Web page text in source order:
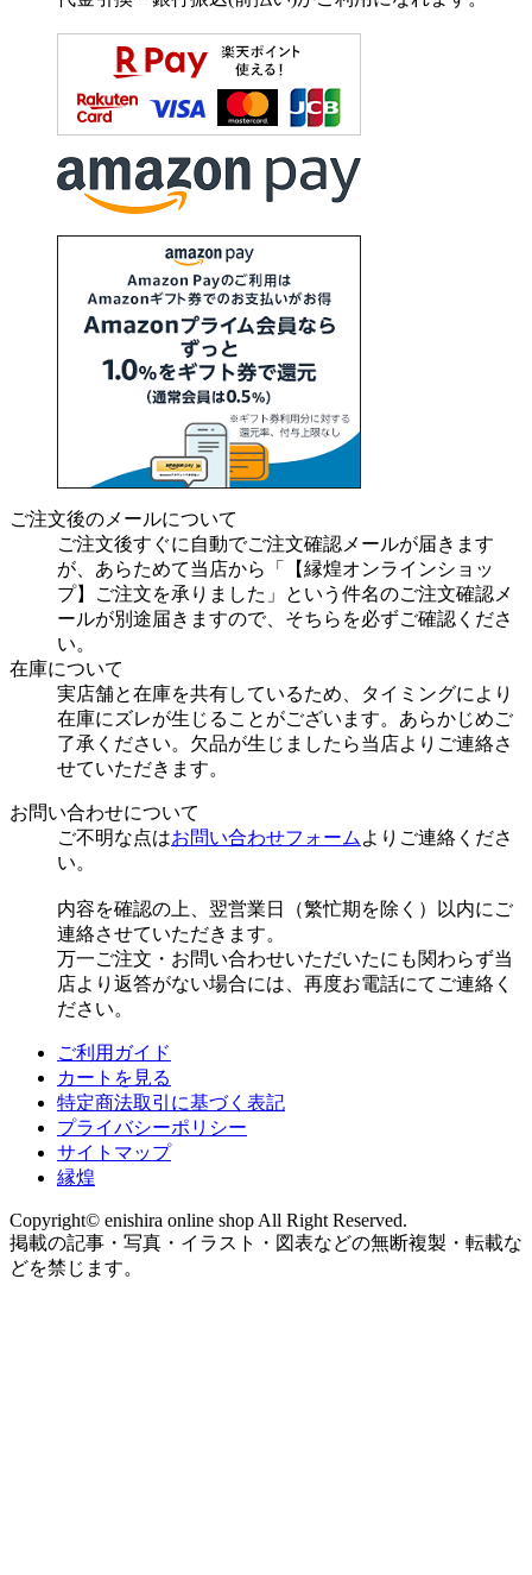
ご注文後のメールについて
ご注文後すぐに自動でご注文確認メールが届きます
が、あらためて当店から「【縁煌オンラインショッ
プ】ご注文を承りました」という件名のご注文確認メ
ールが別途届きますので、そちらを必ずご確認くださ
い。
在庫について
実店舗と在庫を共有しているため、タイミングにより
在庫にズレが生じることがございます。あらかじめご
了承ください。欠品が生じましたら当店よりご連絡さ
せていただきます。
お問い合わせについて
ご不明な点はお問い合わせフォーム よりご連絡くださ
い。
内容を確認の上、翌営業日（繁忙期を除く）以内にご
連絡させていただきます。
万一ご注文・お問い合わせいただいたにも関わらず当
店より返答がない場合には、再度お電話にてご連絡く
ださい。
ご利用ガイド
カートを見る
特定商法取引に基づく表記
プライバシーポリシー
サイトマップ
縁煌
Copyright© enishira online shop All Right Reserved.
掲載の記事・写真・イラスト・図表などの無断複製・転載な
どを禁じます。